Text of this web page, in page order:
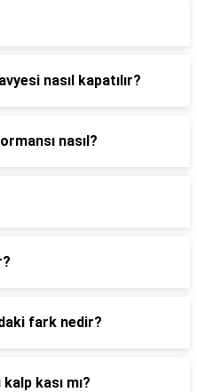
nasıl kapatılır?
nasıl?
fark nedir?
kası mı?